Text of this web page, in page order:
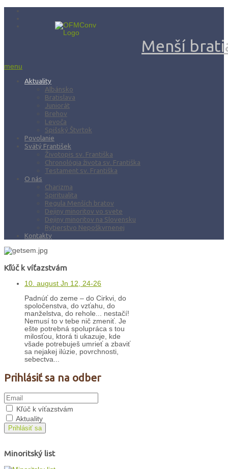
Menší
menu
Aktuality
Albánsko
Bratislava
Juniorát
Brehov
Levoča
Spišský Štvrtok
Povolanie
Svätý František
Životopis sv. Františka
Chronológia života sv. Františka
Testament sv. Františka
O nás
Charizma
Spiritualita
Regula Menších bratov
Dejiny minoritov vo svete
Dejiny minoritov na Slovensku
Rytierstvo Nepoškvrnenej
Kontakty
Kľúč k víťazstvám
10. august Jn 12, 24-26
Padnúť do zeme – do Cirkvi, do
spoločenstva, do vzťahu, do
manželstva, do rehole... nestačí!
Nemusí to v tebe nič zmeniť. Je
ešte potrebná spolupráca s tou
milosťou, ktorá ti ukazuje, kde
všade potrebuješ umrieť a zbaviť
sa nejakej ilúzie, povrchnosti,
sebectva...
Prihlásiť sa na odber
Kľúč k víťazstvám
Aktuality
Prihlásiť sa
Minoritský list